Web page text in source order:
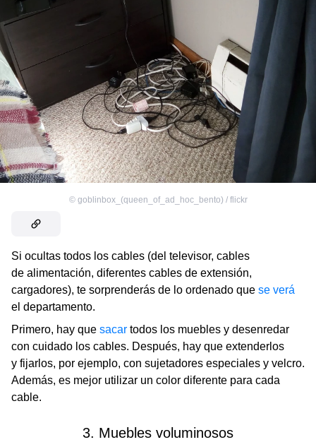
© goblinbox_(queen_of_ad_hoc_bento) / flickr
Si ocultas todos los cables (del televisor, cables
de alimentación, diferentes cables de extensión,
cargadores), te sorprenderás de lo ordenado que se verá
el departamento.
Primero, hay que sacar todos los muebles y desenredar
con cuidado los cables. Después, hay que extenderlos
y fijarlos, por ejemplo, con sujetadores especiales y velcro.
Además, es mejor utilizar un color diferente para cada
cable.
3. Muebles voluminosos